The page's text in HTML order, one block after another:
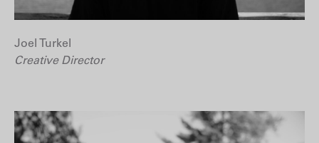
Joel Turkel
Creative Director